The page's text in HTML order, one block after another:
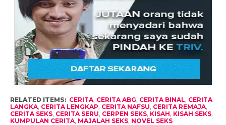
RELATED ITEMS: CERITA, CERITA ABG CERITA BINAL CERITA
LANGKA, CERITA LENGKAP CERITA NAFSU CERITA REMAJA,
CERITA SEKS, CERITA SERU CERPEN SEKS, KISAH KISAH SEKS,
KUMPULAN CERITA, MAJALAH SEKS, NOVEL SEKS